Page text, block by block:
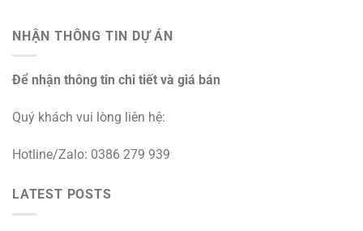
NHẬN THÔNG TIN DỰ ÁN
Để nhận thông tin chi tiết và giá bán
Quý khách vui lòng liên hệ:
Hotline/Zalo: 0386 279 939
LATEST POSTS